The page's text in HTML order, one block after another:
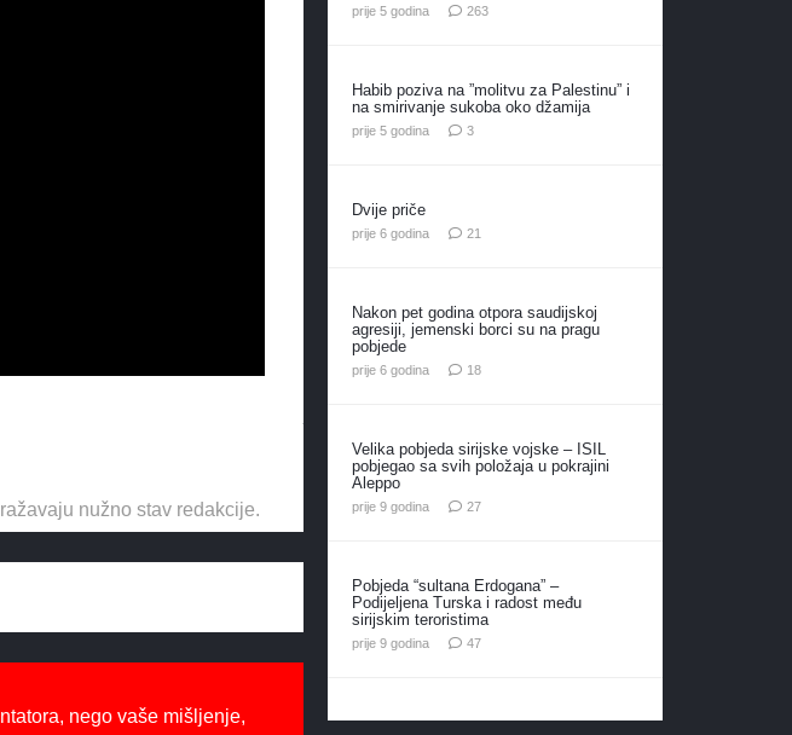
nužno stav redakcije.
nego vaše mišljenje,
prije 5 godina 263komentara
Habib poziva na ”molitvu za Palestinu” i
na smirivanje sukoba oko džamija
prije 5 godina 3komentara
Dvije priče
prije 6 godina 21
Nakon pet godina otpora saudijskoj
agresiji, jemenski borci su na pragu
pobjede
prije 6 godina 18komentara
Velika pobjeda sirijske vojske – ISIL
pobjegao sa svih položaja u pokrajini
Aleppo
prije 9 godina 27komentara
Pobjeda “sultana Erdogana” –
Podijeljena Turska i radost među
sirijskim teroristima
prije 9 godina 47komentara